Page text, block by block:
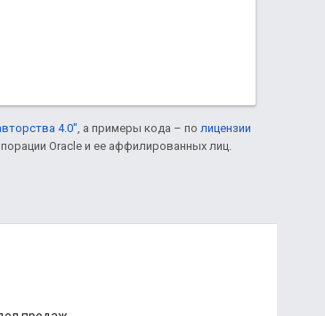
4.0" , а примеры кода – по лицензии
Oracle и ее аффилированных лиц.